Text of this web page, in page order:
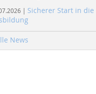
Foto: Sita
| Sicherer Start in die
News